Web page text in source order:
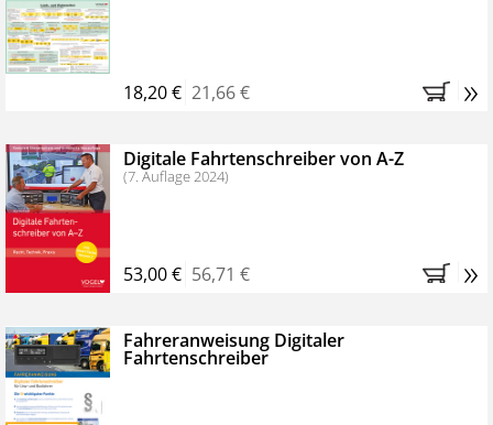
Bestellen Sie jetzt das VerkehrsRundschau Profipaket im
Kennenlern-Abo für zwei Monate (inkl. der derzeitig
Monaten brauchen Sie nichts weiter tun, das
Abonnement endet automatisch, es entstehen keine
weiteren Verpflichtungen.
18,20 € 21,66 € »
Digitale Fahrtenschreiber von A-Z
(7. Auflage 2024)
53,00 € 56,71 € »
Fahreranweisung Digitaler
Fahrtenschreiber